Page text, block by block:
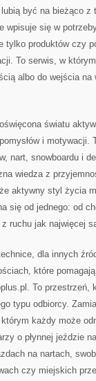
być na bieżąco z
wpisuje się w
tylko produktów czy
To serwis, w
albo do wejścia
światu
i motywacji.
nart, snowboardu i
wiedza z
aktywny styl życia
się od jednego: od
z ruchu jak najwięcej
dla innych
które
To przestrzeń,
typu odbiorcy.
każdy może
o płynnej jeździe
na nartach,
czy miejskich